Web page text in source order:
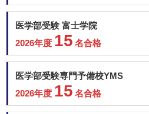
医学部受験 富士学院
2026年度 15 名合格
医学部受験専門予備校YMS
2026年度 15 名合格